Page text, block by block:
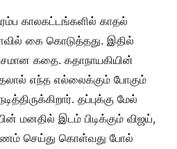
காலகட்டங்களில் காதல்
கை கொடுத்தது. இதில்
கதை. கதாநாயகியின்
எந்த எல்லைக்கும் போகும்
தப்புக்கு மேல்
மனதில் இடம் பிடிக்கும் விஜய்,
செய்து கொள்வது போல்